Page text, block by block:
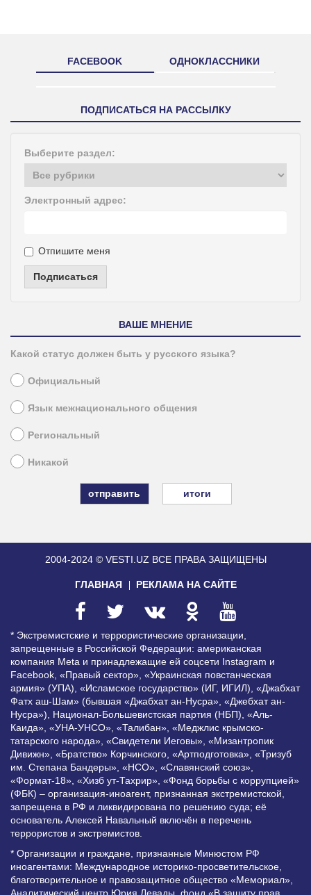
FACEBOOK ОДНОКЛАССНИКИ
ПОДПИСАТЬСЯ НА РАССЫЛКУ
Выберите раздел:
Электронный адрес:
Отпишите меня
Подписаться
ВАШЕ МНЕНИЕ
Какой статус должен быть у русского языка?
Официальный
Язык межнационального общения
Региональный
Никакой
итоги
2004-2024 © VESTI.UZ ВСЕ ПРАВА ЗАЩИЩЕНЫ
ГЛАВНАЯ РЕКЛАМА НА САЙТЕ
* Экстремистские и террористические организации,
запрещенные в Российской Федерации: американская
компания Meta и принадлежащие ей соцсети Instagram и
Facebook, «Правый сектор», «Украинская повстанческая
армия» (УПА), «Исламское государство» (ИГ, ИГИЛ), «Джабхат
Фатх аш-Шам» (бывшая «Джабхат ан-Нусра», «Джебхат ан-
Нусра»), Национал-Большевистская партия (НБП), «Аль-
Каида», «УНА-УНСО», «Талибан», «Меджлис крымско-
татарского народа», «Свидетели Иеговы», «Мизантропик
Дивижн», «Братство» Корчинского, «Артподготовка», «Тризуб
им. Степана Бандеры», «НСО», «Славянский союз»,
«Формат-18», «Хизб ут-Тахрир», «Фонд борьбы с коррупцией»
(ФБК) – организация-иноагент, признанная экстремистской,
запрещена в РФ и ликвидирована по решению суда; её
основатель Алексей Навальный включён в перечень
террористов и экстремистов.
* Организации и граждане, признанные Минюстом РФ
иноагентами: Международное историко-просветительское,
благотворительное и правозащитное общество «Мемориал»,